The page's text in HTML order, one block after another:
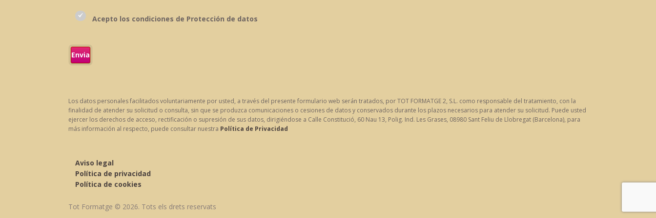
Acepto los condiciones de Protección de datos
Los datos personales facilitados voluntariamente por usted, a través del presente formulario web serán tratados, por TOT FORMATGE 2, S.L. como responsable del tratamiento, con la
finalidad de atender su solicitud o consulta, sin que se produzca comunicaciones o cesiones de datos y conservados durante los plazos necesarios para atender su solicitud. Puede usted
ejercer los derechos de acceso, rectificación o supresión de sus datos, dirigiéndose a Calle Constitució, 60 Nau 13, Polig. Ind. Les Grases, 08980 Sant Feliu de Llobregat (Barcelona), para
más información al respecto, puede consultar nuestra Política de Privacidad
Aviso legal
Política de privacidad
Política de cookies
Tot Formatge © 2026. Tots els drets reservats